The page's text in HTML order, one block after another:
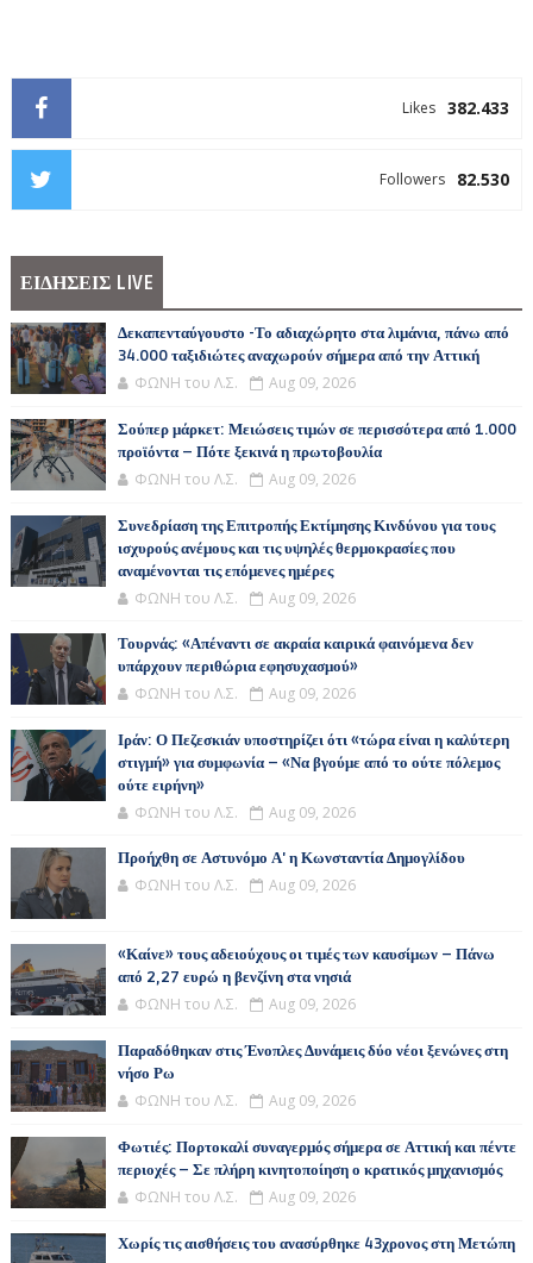
382.433
Likes
82.530
Followers
ΕΙΔΗΣΕΙΣ LIVE
Δεκαπενταύγουστο -Το αδιαχώρητο στα λιμάνια, πάνω από
34.000 ταξιδιώτες αναχωρούν σήμερα από την Αττική
ΦΩΝΗ του Λ.Σ. Aug 09, 2026
Σούπερ μάρκετ: Μειώσεις τιμών σε περισσότερα από 1.000
προϊόντα – Πότε ξεκινά η πρωτοβουλία
ΦΩΝΗ του Λ.Σ. Aug 09, 2026
Συνεδρίαση της Επιτροπής Εκτίμησης Κινδύνου για τους
ισχυρούς ανέμους και τις υψηλές θερμοκρασίες που
αναμένονται τις επόμενες ημέρες
ΦΩΝΗ του Λ.Σ. Aug 09, 2026
Τουρνάς: «Απέναντι σε ακραία καιρικά φαινόμενα δεν
υπάρχουν περιθώρια εφησυχασμού»
ΦΩΝΗ του Λ.Σ. Aug 09, 2026
Ιράν: Ο Πεζεσκιάν υποστηρίζει ότι «τώρα είναι η καλύτερη
στιγμή» για συμφωνία – «Να βγούμε από το ούτε πόλεμος
ούτε ειρήνη»
ΦΩΝΗ του Λ.Σ. Aug 09, 2026
Προήχθη σε Αστυνόμο Α' η Κωνσταντία Δημογλίδου
ΦΩΝΗ του Λ.Σ. Aug 09, 2026
«Καίνε» τους αδειούχους οι τιμές των καυσίμων – Πάνω
από 2,27 ευρώ η βενζίνη στα νησιά
ΦΩΝΗ του Λ.Σ. Aug 09, 2026
Παραδόθηκαν στις Ένοπλες Δυνάμεις δύο νέοι ξενώνες στη
νήσο Ρω
ΦΩΝΗ του Λ.Σ. Aug 09, 2026
Φωτιές: Πορτοκαλί συναγερμός σήμερα σε Αττική και πέντε
περιοχές – Σε πλήρη κινητοποίηση ο κρατικός μηχανισμός
ΦΩΝΗ του Λ.Σ. Aug 09, 2026
Χωρίς τις αισθήσεις του ανασύρθηκε 43χρονος στη Μετώπη